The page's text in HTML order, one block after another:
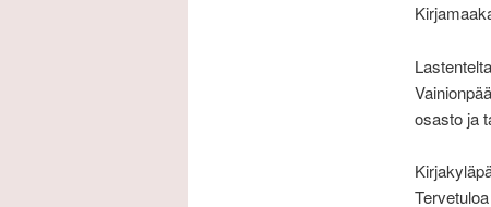
osasto ja